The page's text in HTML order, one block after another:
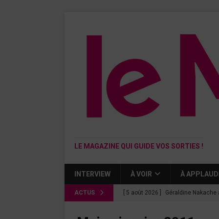
LE MAGAZINE QUI GUIDE VOS SORTIES !
INTERVIEW À VOIR À
ACTUS [ 5 août 2026 ] Géraldine